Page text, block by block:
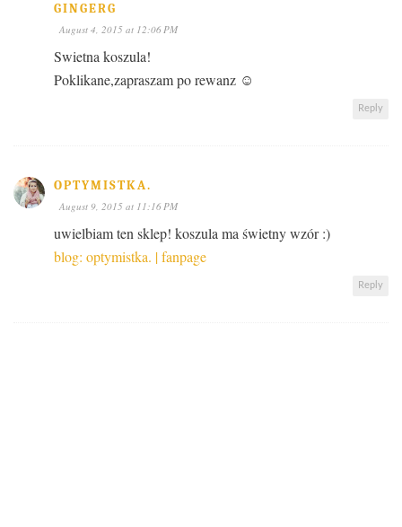
GINGERG
August 4, 2015 at 12:06 PM
Swietna koszula!
Poklikane,zapraszam po rewanz ☺
Reply
OPTYMISTKA.
August 9, 2015 at 11:16 PM
uwielbiam ten sklep! koszula ma świetny wzór :)
blog: optymistka. | fanpage
Reply